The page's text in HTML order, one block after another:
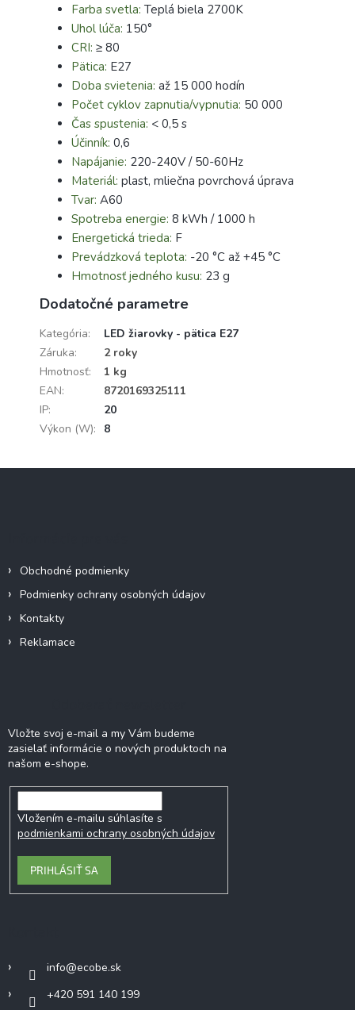
Farba svetla: Teplá biela 2700K
Uhol lúča: 150°
CRI: ≥ 80
Pätica: E27
Doba svietenia: až 15 000 hodín
Počet cyklov zapnutia/vypnutia: 50 000
Čas spustenia: < 0,5 s
Účinník: 0,6
Napájanie: 220-240V / 50-60Hz
Materiál: plast, mliečna povrchová úprava
Tvar: A60
Spotreba energie: 8 kWh / 1000 h
Energetická trieda: F
Prevádzková teplota: -20 °C až +45 °C
Hmotnosť jedného kusu: 23 g
Dodatočné parametre
Kategória:
LED žiarovky - pätica E27
Záruka:
2 roky
Hmotnosť:
1 kg
EAN:
8720169325111
IP:
20
Výkon (W): 8
Obchodné podmienky
Podmienky ochrany osobných údajov
Kontakty
Reklamace
Vložte svoj e-mail a my Vám budeme
zasielať informácie o nových produktoch na
našom e-shope.
Vložením e-mailu súhlasíte s
podmienkami ochrany osobných údajov
PRIHLÁSIŤ SA
info@ecobe.sk
+420 591 140 199